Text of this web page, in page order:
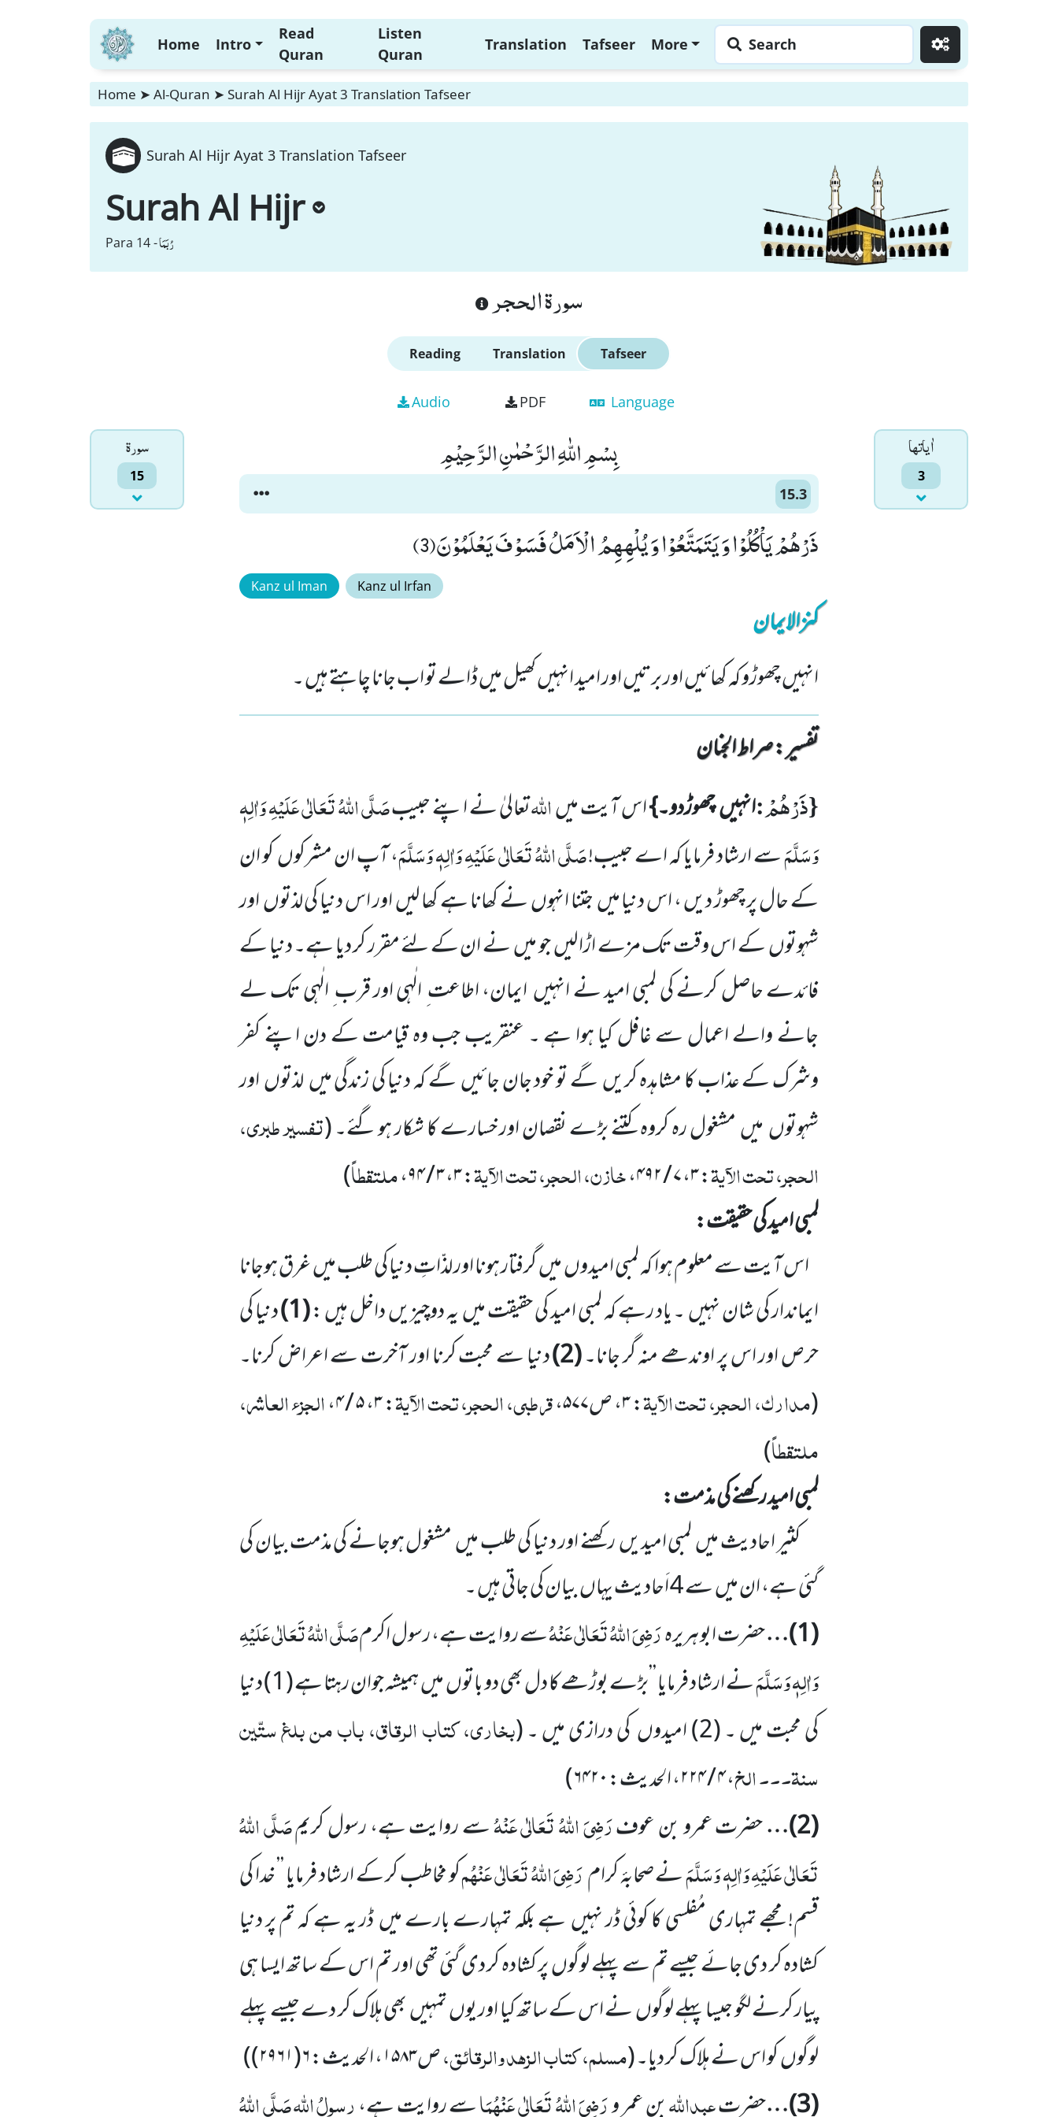
Home Intro
Read
Quran
Listen
Quran
Translation Tafseer More Search
Home ➤ Al-Quran ➤ Surah Al Hijr Ayat 3 Translation Tafseer
Surah Al Hijr Ayat 3 Translation Tafseer
Surah Al Hijr
Para 14 -رُبَمَا
سورة الحجر
Reading Translation Tafseer
Audio PDF Language
سورۃ
15
اٰياتها
3
بِسْمِ اللّٰهِ الرَّحْمٰنِ الرَّحِیْمِ
15.3
ذَرْهُمْ یَاْكُلُوْا وَ یَتَمَتَّعُوْا وَ یُلْهِهِمُ الْاَمَلُ فَسَوْفَ یَعْلَمُوْنَ(3)
Kanz ul Iman Kanz ul Irfan
کنزالایمان
انہیں چھوڑو کہ کھائیں اور برتیں اور امید انہیں کھیل میں ڈالے تو اب جانا چاہتے ہیں ۔
تفسیر : ‎صراط الجنان
{ذَرْهُمْ:انہیںچھوڑدو۔}اس آیت میںاللّٰہتعالیٰ نے اپنے حبیبصَلَّی اللّٰہُ تَعَالٰی عَلَیْہِ وَاٰلِہٖ
وَسَلَّمَسے ارشاد فرمایا کہ اے حبیب!صَلَّی اللّٰہُ تَعَالٰی عَلَیْہِ وَاٰلِہٖ وَسَلَّمَ، آپ ان مشرکوںکو ان
کے حال پر چھوڑ دیں ، اس دنیا میںجتنا انہوںنے کھانا ہے کھا لیںاور اس دنیا کی لذتوںاور
شہوتوںکے اس وقت تک مزے اڑا لیںجو میںنے ان کے لئے مقرر کر دیا ہے۔ دنیاکے
فائدے حاصل کرنے کی لمبی امید نے انہیںایمان، اطاعت ِ الٰہی اور قرب ِ الٰہی تک لے
جانے والے اعمال سے غافلکیا ہوا ہے ۔ عنقریب جب وہ قیامت کے دن اپنے کفر
وشرک کے عذاب کا مشاہدہ کریںگے تو خود جان جائیںگے کہ دنیا کی زندگی میںلذتوںاور
شہوتوںمیںمشغول رہ کروہ کتنے بڑے نقصان اور خسارے کا شکار ہو گئے۔(تفسیر طبری،
الحجر، تحت الآیۃ: ۳، ۷ / ۴۹۲، خازن، الحجر، تحت الآیۃ: ۳، ۳ / ۹۴، ملتقطاً)
لمبی امید کی حقیقت:
اس آیت سے معلوم ہوا کہ لمبی امیدوںمیںگرفتار ہونا اور لذّاتِ دنیا کی طلب میںغرق ہوجانا
ایماندار کی شاننہیں۔ یاد رہے کہ لمبی امید کی حقیقت میںیہ دوچیزیںداخل ہیں :(
1
)دنیا کی
حرص اور اس پر اوندھے منہ گر جانا۔(
2
)دنیاسے محبت کرنا اور آخرت سے اعراض کرنا۔
(مدارک، الحجر، تحت الآیۃ: ۳، ص۵۷۷، قرطبی، الحجر، تحت الآیۃ: ۳، ۵ / ۴،
الجزء العاشر،
ملتقطاً)
لمبی امید رکھنے کی مذمت:
کثیر احادیث میںلمبی امیدیںرکھنے اور دنیا کی طلب میںمشغول ہوجانے کی مذمت بیان کی
گئی ہے، ان میںسے4اَحادیث یہاںبیان کی جاتی ہیں ۔
(
1
)…حضرت ابو ہریرہرَضِیَ اللّٰہُ تَعَالٰی عَنْہُسے روایت ہے، رسول اکرمصَلَّی اللّٰہُ تَعَالٰی عَلَیْہِ
وَاٰلِہٖ وَسَلَّمَنے ارشاد فرمایا ’’بڑےبوڑھے کا دل بھی دو باتوںمیںہمیشہ جوان رہتا ہے (1) دنیا
کی محبت میں ۔ (2) امیدوںکی درازی میں ۔(بخاری، کتاب الرقاق، باب من بلغ ستّین
سنۃ۔۔۔ الخ، ۴ / ۲۲۴، الحدیث: ۶۴۲۰
)
(
2
)…حضرت عمروبن عوفرَضِیَ اللّٰہُ تَعَالٰی عَنْہُسے روایت ہے، رسول کریمصَلَّی اللّٰہُ
تَعَالٰی عَلَیْہِ وَاٰلِہٖ وَسَلَّمَنے صحابۂ کرامرَضِیَ اللّٰہُتَعَالٰی عَنْہُمکو مخاطب کر کے ارشاد فرمایا ’’ خدا کی
قسم! مجھے تمہاری مُفلسی کا کوئی ڈر نہیںہے بلکہ تمہارے بارے میںڈر یہہے کہ تم پر دنیا
کشادہ کر دی جائے جیسے تم سے پہلے لوگوںپر کشادہ کر دی گئی تھی اور تم اس کے ساتھ ایسا ہی
پیار کرنے لگوجیسا پہلے لوگوںنے اس کے ساتھ کیا اور یوںتمہیںبھی ہلاک کر دے جیسے پہلے
لوگوںکو اس نے ہلاک کر دیا۔(مسلم، کتاب الزہد والرقائق،ص۱۵۸۳، الحدیث: ۶(۲۹۶۱)
)
(
3
)…حضرتعبداللّٰہبن عمر ورَضِیَ اللّٰہُ تَعَالٰی عَنْہُمَاسے روایت ہے،رسولُاللّٰہصَلَّی اللّٰہُ